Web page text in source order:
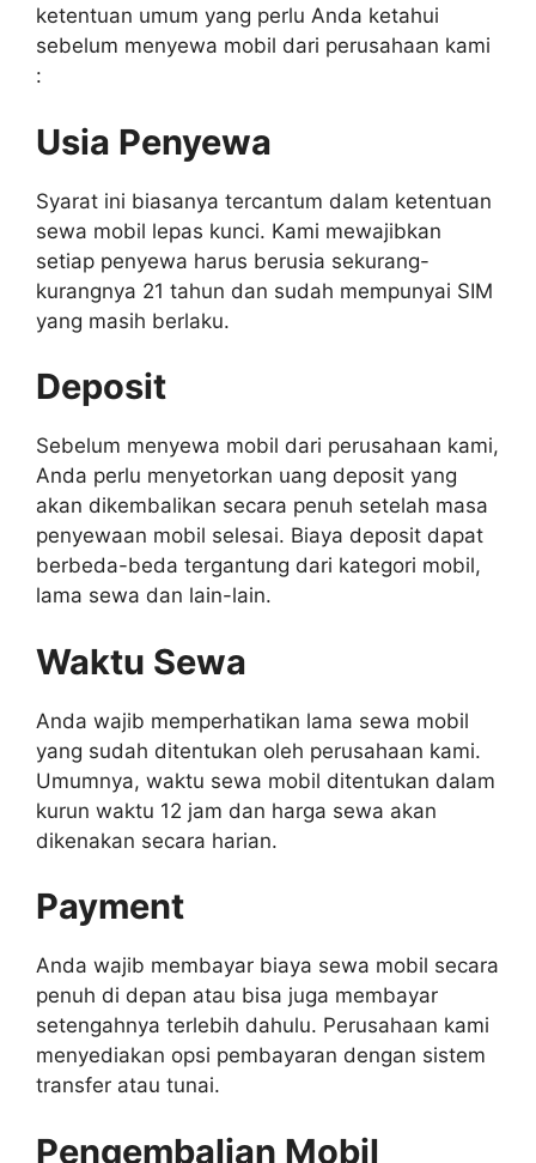
ketentuan umum yang perlu Anda ketahui
sebelum menyewa mobil dari perusahaan kami
:
Usia Penyewa
Syarat ini biasanya tercantum dalam ketentuan
sewa mobil lepas kunci. Kami mewajibkan
setiap penyewa harus berusia sekurang-
kurangnya 21 tahun dan sudah mempunyai SIM
yang masih berlaku.
Deposit
Sebelum menyewa mobil dari perusahaan kami,
Anda perlu menyetorkan uang deposit yang
akan dikembalikan secara penuh setelah masa
penyewaan mobil selesai. Biaya deposit dapat
berbeda-beda tergantung dari kategori mobil,
lama sewa dan lain-lain.
Waktu Sewa
Anda wajib memperhatikan lama sewa mobil
yang sudah ditentukan oleh perusahaan kami.
Umumnya, waktu sewa mobil ditentukan dalam
kurun waktu 12 jam dan harga sewa akan
dikenakan secara harian.
Payment
Anda wajib membayar biaya sewa mobil secara
penuh di depan atau bisa juga membayar
setengahnya terlebih dahulu. Perusahaan kami
menyediakan opsi pembayaran dengan sistem
transfer atau tunai.
Pengembalian Mobil